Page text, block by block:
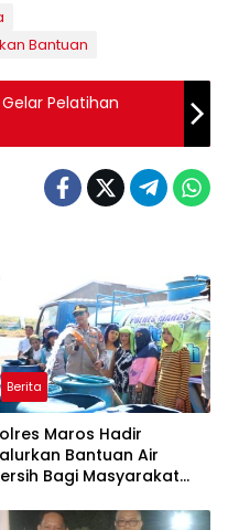
Bantuan
Pelatihan
Berita
Maros Hadir
Bantuan Air
Bagi Masyarakat
Maros